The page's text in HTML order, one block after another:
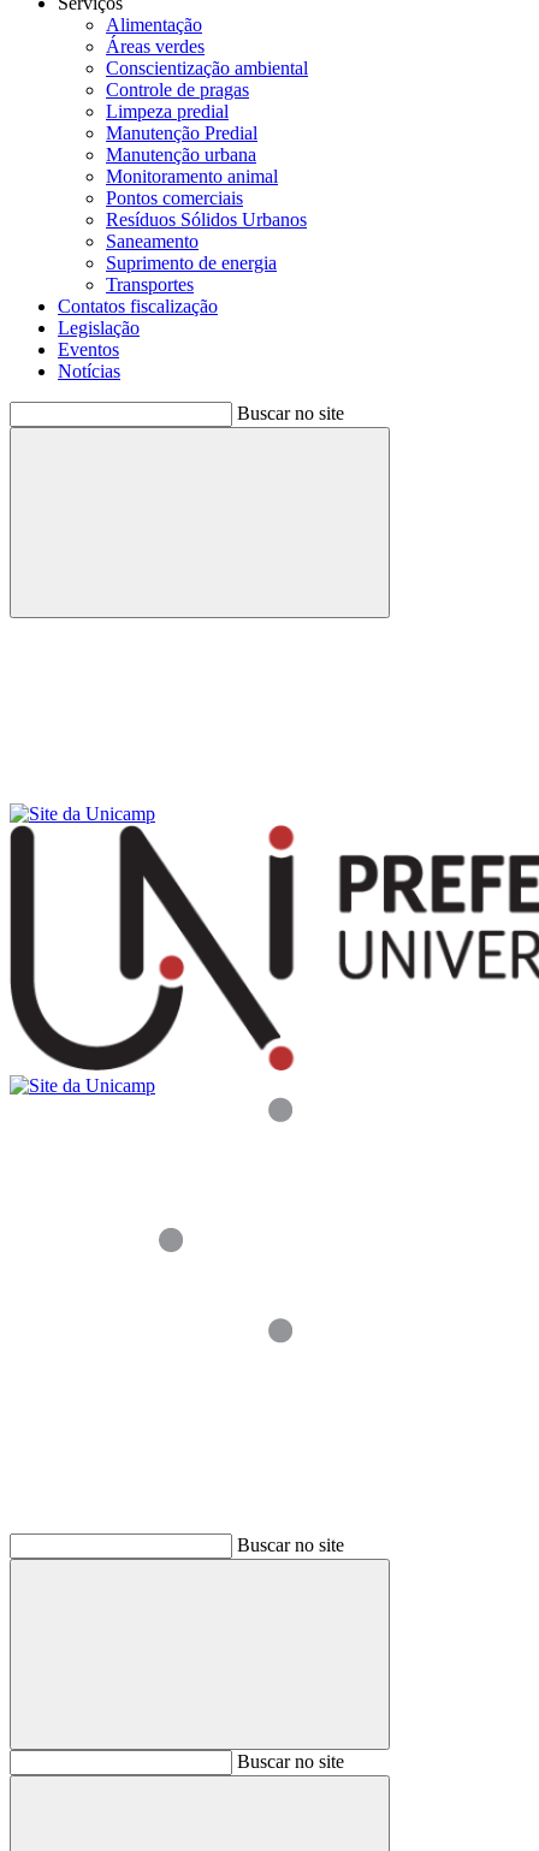
Alimentação
Áreas verdes
Conscientização ambiental
Controle de pragas
Limpeza predial
Manutenção Predial
Manutenção urbana
Monitoramento animal
Pontos comerciais
Resíduos Sólidos Urbanos
Saneamento
Suprimento de energia
Transportes
Contatos fiscalização
Legislação
Eventos
Notícias
Buscar no site
Buscar
Buscar no site
BuscarBuscar no site